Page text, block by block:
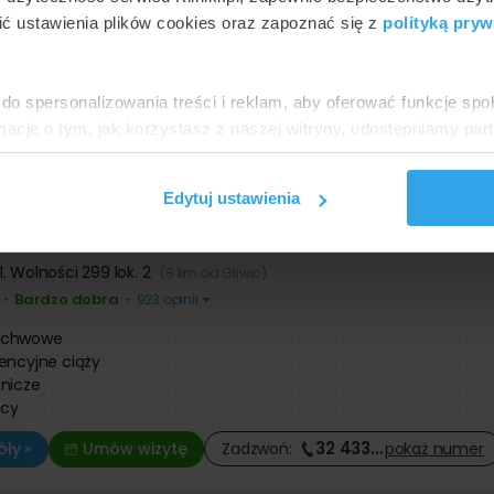
ustawienia plików cookies oraz zapoznać się z polityką
spersonalizowania treści i reklam, aby oferować funkcje
o tym, jak korzystasz z naszej witryny, udostępniamy
mogą połączyć te informacje z innymi danymi
Edytuj ustawienia
położnicze
mnogiej
Zdrowia Sanivitas
Wolności 299 lok. 2
• Bardzo dobra • 923 opinii
ciąży
»
Umów wizytę Zadzwoń: 32 433…pokaż numer